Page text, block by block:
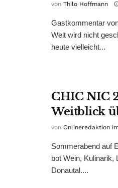
von Thilo Hoffmann
Gastkommentar
Welt wird nicht
heute vielleicht...
CHIC NIC
Weitblick
von Onlineredaktion
Sommerabend auf
bot Wein, Kulinarik,
Donautal....